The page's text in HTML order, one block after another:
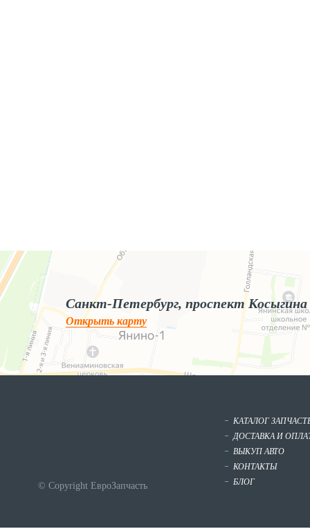
Яндекс.Карты
Яндекс.Карты — поиск мест и адресов, городской транспорт
Санкт-Петербург, проспект Косыгина
Открыть карту
© Copyright ЕвроЗапчасть
КАТАЛОГ
ДОСТАВКА И
ВЫКУП АВТО
КОНТАКТЫ
БЛОГ